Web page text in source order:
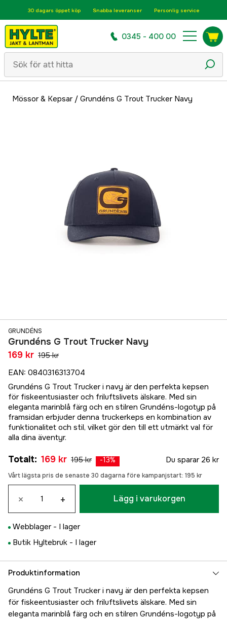
30 dagars öppet köp Snabba leveranser Personlig service
0345 - 400 00
Mössor & Kepsar/ Grundéns G Trout Trucker Navy
GRUNDÉNS
Grundéns G Trout Trucker Navy
169 kr 195 kr
EAN: 0840316313704
Grundéns G Trout Trucker i navy är den perfekta kepsen
för fiskeentusiaster och friluftslivets älskare. Med sin
eleganta marinblå färg och en stilren Grundéns-logotyp på
framsidan erbjuder denna truckerkeps en kombination av
funktionalitet och stil, vilket gör den till ett utmärkt val för
alla dina äventyr.
Totalt: 169 kr 195 kr -13% Du sparar 26 kr
Vårt lägsta pris de senaste 30 dagarna före kampanjstart: 195 kr
× + Lägg i varukorgen
Webblager - I lager
Butik Hyltebruk - I lager
Produktinformation
Grundéns G Trout Trucker i navy är den perfekta kepsen
för fiskeentusiaster och friluftslivets älskare. Med sin
eleganta marinblå färg och en stilren Grundéns-logotyp på